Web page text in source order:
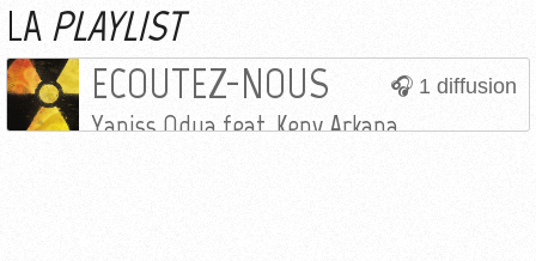
LA PLAYLIST
1 diffusion
ECOUTEZ-NOUS
Yaniss Odua feat. Keny Arkana